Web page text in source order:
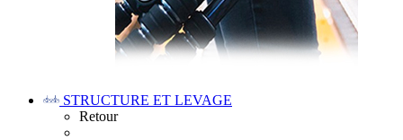
STRUCTURE ET LEVAGE
Retour